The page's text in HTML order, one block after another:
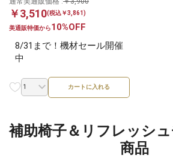
￥3,510(税込￥3,861)
美通販特価から10%OFF
8/31まで！機材セール開催
中
カートに入れる
補助椅子＆リフレッシ
商品